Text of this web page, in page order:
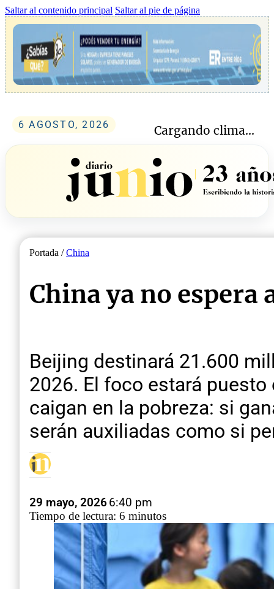
Saltar al contenido principal Saltar al pie de página
6 AGOSTO, 2026 Cargando clima...
Portada /China
China ya no espera
Beijing destinará 21.600
2026. El foco estará
caigan en la pobreza: si
serán auxiliadas como si
29 mayo, 20266:40 pm
Tiempo de lectura: 6 minutos